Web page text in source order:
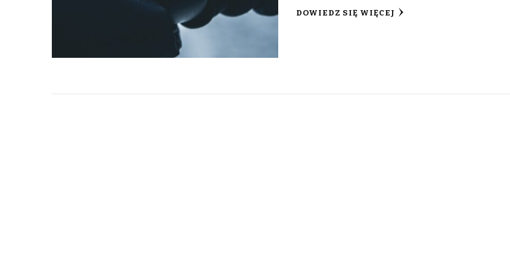
DOWIEDZ SIĘ WIĘCEJ